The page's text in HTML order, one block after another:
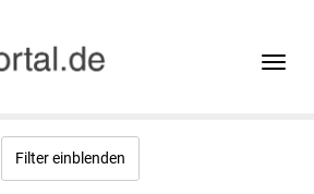
Toggle
Filter einblenden